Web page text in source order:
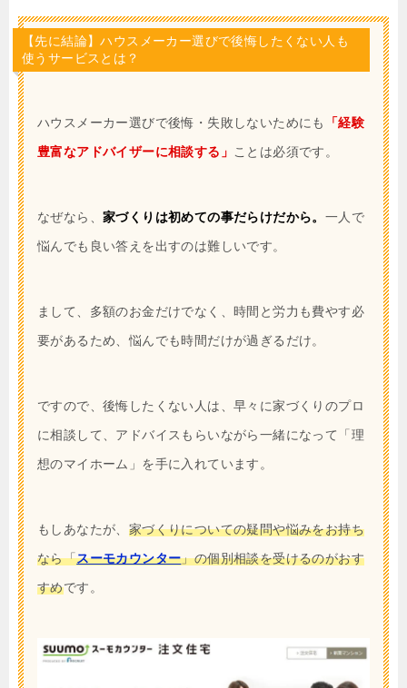
【先に結論】ハウスメーカー選びで後悔したくない人も
使うサービスとは？
ハウスメーカー選びで後悔・失敗しないためにも
「経験
豊富なアドバイザーに相談する」 ことは必須です。
なぜなら、 家づくりは初めての事だらけだから。 一人で
悩んでも良い答えを出すのは難しいです。
まして、多額のお金だけでなく、時間と労力も費やす必
要があるため、悩んでも時間だけが過ぎるだけ。
ですので、後悔したくない人は、早々に家づくりのプロ
に相談して、アドバイスもらいながら一緒になって「理
想のマイホーム」を手に入れています。
もしあなたが、 家づくりについての疑問や悩みをお持ち
なら「スーモカウンター」の個別相談を受けるのがおす
すめです。